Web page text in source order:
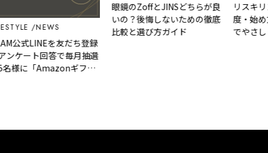
NEWS
LINEを友だち登録
ート回答で毎月抽選
「Amazonギフト
眼鏡のZoffとJINSどちらが良
いの？後悔しないための徹底
比較と選び方ガイド
リスキリング
度・始め方を
でやさしく解